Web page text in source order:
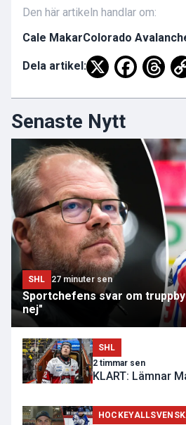
Den här artikeln handlar om:
Cale MakarColorado
Dela artikel:
Senaste Nytt
SHL 27 minuter sen
Sportchefens svar om
nej"
SHL
2 timmar sen
KLART: Lämnar